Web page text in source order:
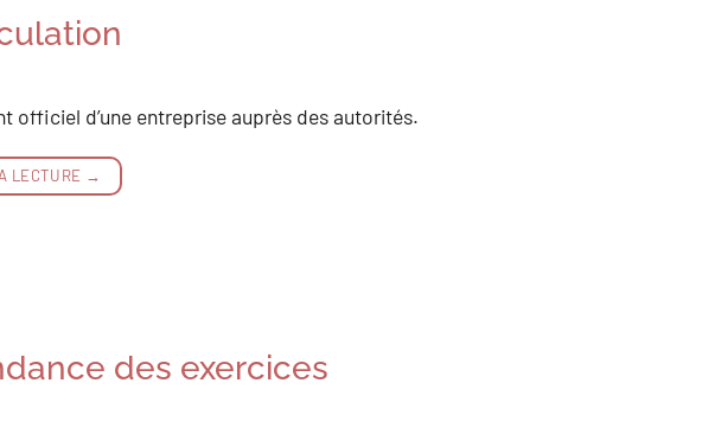
officiel d’une entreprise auprès des autorités.
LECTURE →
des exercices